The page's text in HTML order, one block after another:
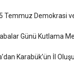
Temmuz Demokrasi
Günü Kutlama
Karabük’ün İl